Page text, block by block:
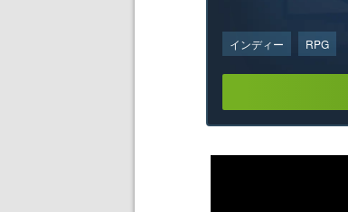
インディー RPG